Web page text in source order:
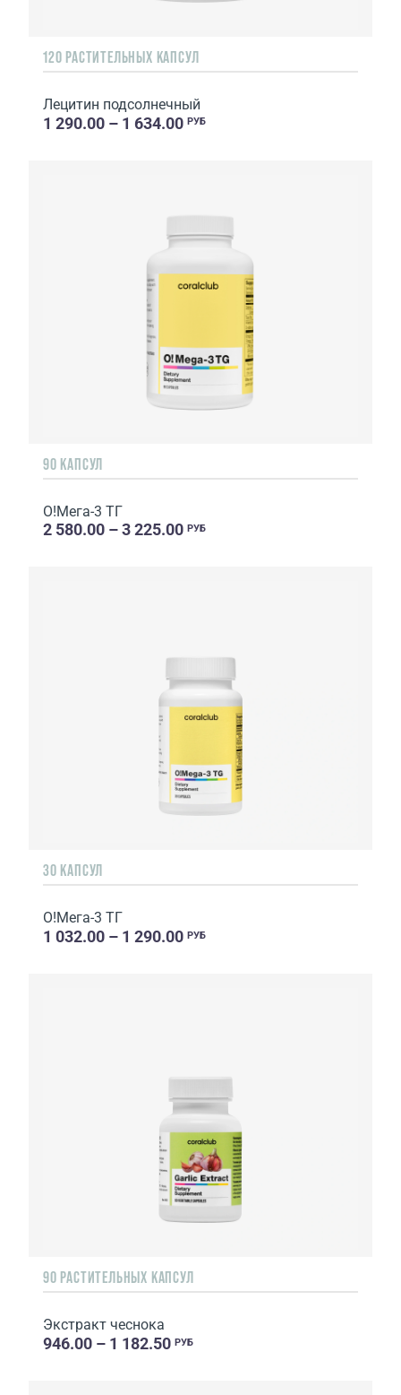
120 РАСТИТЕЛЬНЫХ КАПСУЛ
Лецитин подсолнечный
1 290.00 – 1 634.00 РУБ
90 КАПСУЛ
О!Мега-3 ТГ
2 580.00 – 3 225.00 РУБ
30 КАПСУЛ
О!Мега-3 ТГ
1 032.00 – 1 290.00 РУБ
90 РАСТИТЕЛЬНЫХ КАПСУЛ
Экстракт чеснока
946.00 – 1 182.50 РУБ